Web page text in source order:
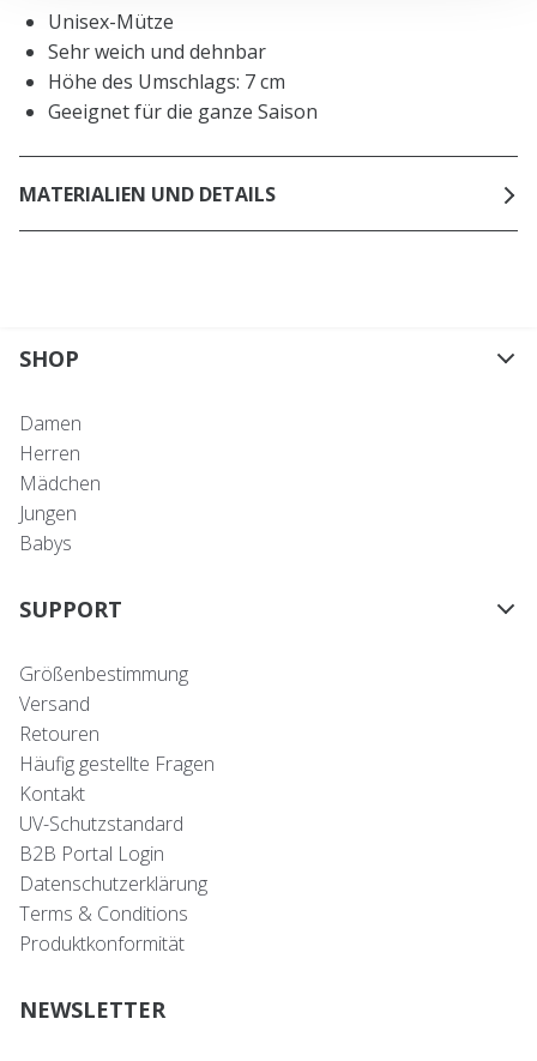
Unisex-Mütze
Sehr weich und dehnbar
Höhe des Umschlags: 7 cm
Geeignet für die ganze Saison
MATERIALIEN UND DETAILS
SHOP
Damen
Herren
Mädchen
Jungen
Babys
SUPPORT
Größenbestimmung
Versand
Retouren
Häufig gestellte Fragen
Kontakt
UV-Schutzstandard
B2B Portal Login
Datenschutzerklärung
Terms & Conditions
Produktkonformität
NEWSLETTER